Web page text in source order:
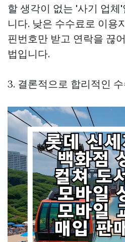
할 생각이 없는 '사기 업체
니다. 낮은 수수료로 이용
핀번호만 받고 연락을 끊
법입니다.
3. 결론적으로 합리적인